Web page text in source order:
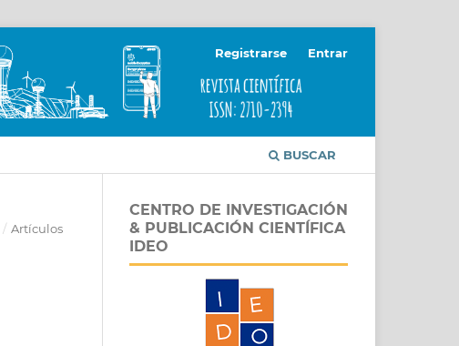
BUSCAR
Registrarse Entrar
/ Artículos
CENTRO DE INVESTIGACIÓN
& PUBLICACIÓN CIENTÍFICA
IDEO